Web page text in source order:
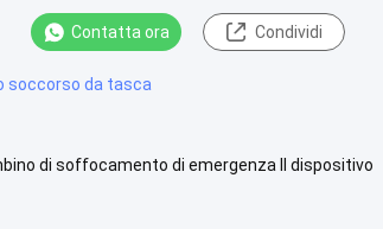
Contatta ora Condividi
soccorso da tasca
di soffocamento di emergenza Il dispositivo